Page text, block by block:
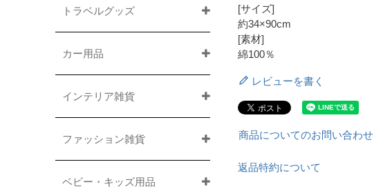
トラベルグッズ
カー用品
インテリア雑貨
ファッション雑貨
ベビー・キッズ用品
[サイズ]
約34×90cm
[素材]
綿100％
レビューを書く
商品についてのお問い合わせ
返品特約について